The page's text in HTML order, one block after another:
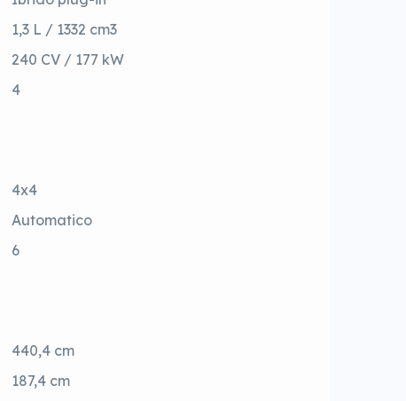
1,3 L / 1332 cm3
240 CV / 177 kW
4
4x4
Automatico
6
440,4 cm
187,4 cm